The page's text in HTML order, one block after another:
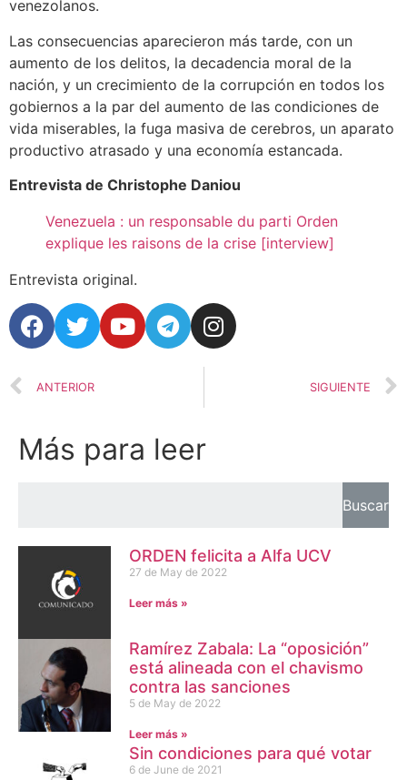
venezolanos.
Las consecuencias aparecieron más tarde, con un
aumento de los delitos, la decadencia moral de la
nación, y un crecimiento de la corrupción en todos los
gobiernos a la par del aumento de las condiciones de
vida miserables, la fuga masiva de cerebros, un aparato
productivo atrasado y una economía estancada.
Entrevista de Christophe Daniou
Venezuela : un responsable du parti Orden
explique les raisons de la crise [interview]
Entrevista original.
ANTERIOR SIGUIENTE
Más para leer
Buscar
ORDEN felicita a Alfa UCV
27 de May de 2022
Leer más »
Ramírez Zabala: La “oposición”
está alineada con el chavismo
contra las sanciones
5 de May de 2022
Leer más »
Sin condiciones para qué votar
6 de June de 2021